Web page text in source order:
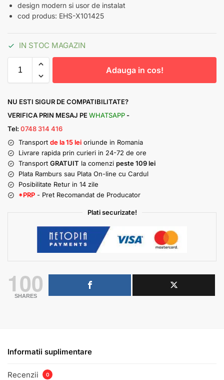
design modern si usor de instalat
cod produs: EHS-X101425
IN STOC MAGAZIN
Adauga in cos!
NU ESTI SIGUR DE COMPATIBILITATE?
VERIFICA PRIN MESAJ PE WHATSAPP -
Tel: 0748 314 416
Transport de la 15 lei oriunde in Romania
Livrare rapida prin curieri in 24-72 de ore
Transport GRATUIT la comenzi peste 109 lei
Plata Ramburs sau Plata On-line cu Cardul
Posibilitate Retur in 14 zile
*PRP - Pret Recomandat de Producator
Plati securizate!
100
SHARES
Informatii suplimentare
Recenzii 0